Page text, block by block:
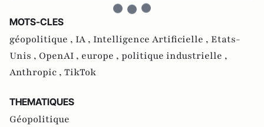
MOTS-CLES
géopolitique , IA , Intelligence Artificielle , Etats-
Unis , OpenAI , europe , politique industrielle ,
Anthropic , TikTok
THEMATIQUES
Géopolitique